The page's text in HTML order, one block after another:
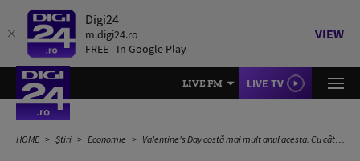
Digi24
m.digi24.ro
FREE - In Google Play
VIEW
LIVE FM LIVE TV
HOME Știri Economie Valentine's Day costă mai mult anul acesta. Cu cât s-au scumpit bijuteriile, florile și ciocolata în ultimul an